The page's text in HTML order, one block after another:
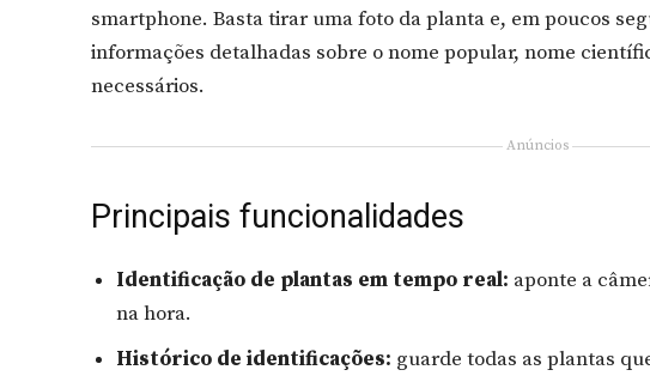
smartphone. Basta tirar uma foto da planta e, em poucos
informações detalhadas sobre o nome popular, nome
necessários.
Anúncios
Principais funcionalidades
Identificação de plantas em tempo real: aponte a
na hora.
Histórico de identificações: guarde todas as plantas